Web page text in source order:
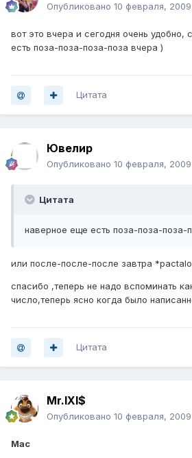
Опубликовано 10 февраля, 2009
вот это вчера и сегодня очень удобно,
есть поза-поза-поза-поза вчера )
Цитата
Ювелир
Опубликовано 10 февраля, 2009
Цитата
наверное еще есть поза-поза-поза-
или после-после-после завтра
спасибо ,теперь не надо вспоминать
число,теперь ясно когда было
Цитата
Mr.IXI$
Опубликовано 10 февраля, 2009
Mac